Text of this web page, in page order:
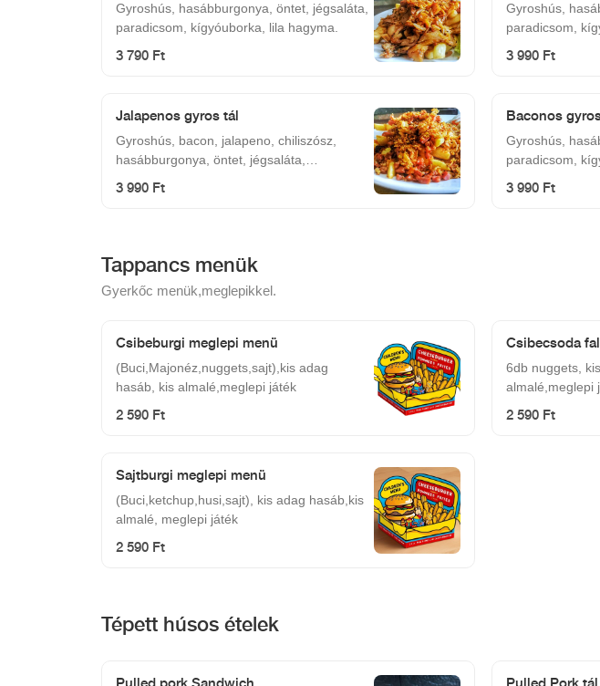
Gyroshús, hasábburgonya, öntet, jégsaláta,
paradicsom, kígyóuborka, lila hagyma.
3 790 Ft
Gyroshús,
paradicsom,
3 990 Ft
Jalapenos gyros tál
Gyroshús, bacon, jalapeno, chiliszósz,
hasábburgonya, öntet, jégsaláta,
3 990 Ft
Baconos
Gyroshús,
paradicsom,
3 990 Ft
Tappancs menük
Gyerkőc menük,meglepikkel.
Csibeburgi meglepi menü
(Buci,Majonéz,nuggets,sajt),kis adag
hasáb, kis almalé,meglepi játék
2 590 Ft
Csibecsoda
6db nuggets,
almalé,meglepi
2 590 Ft
Sajtburgi meglepi menü
(Buci,ketchup,husi,sajt), kis adag hasáb,kis
almalé, meglepi játék
2 590 Ft
Tépett húsos ételek
Pulled pork Sandwich Pulled Pork tál